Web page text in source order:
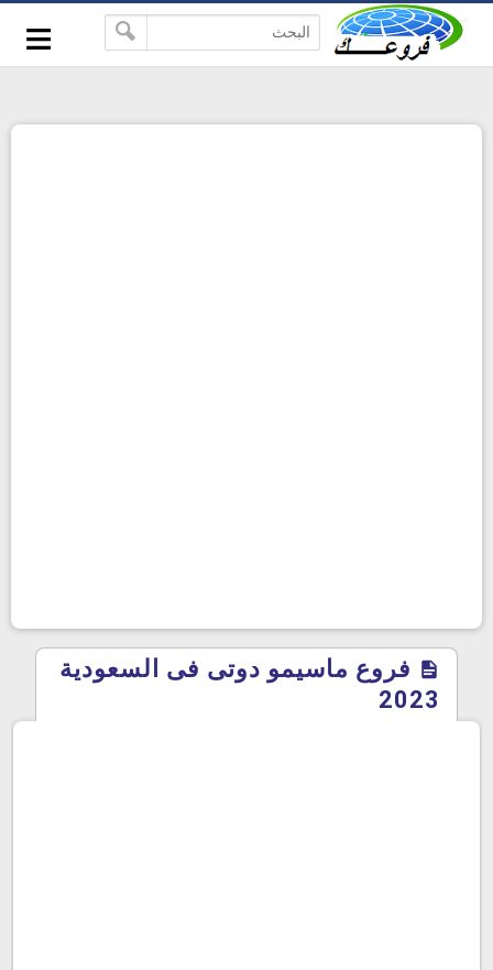
≡
فروع ماسيمو دوتى فى السعودية
2023